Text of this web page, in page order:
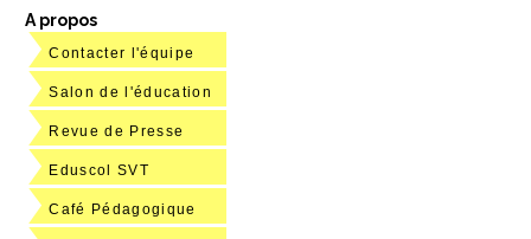
A propos
Contacter l'équipe
Salon de l'éducation
Revue de Presse
Eduscol SVT
Café Pédagogique